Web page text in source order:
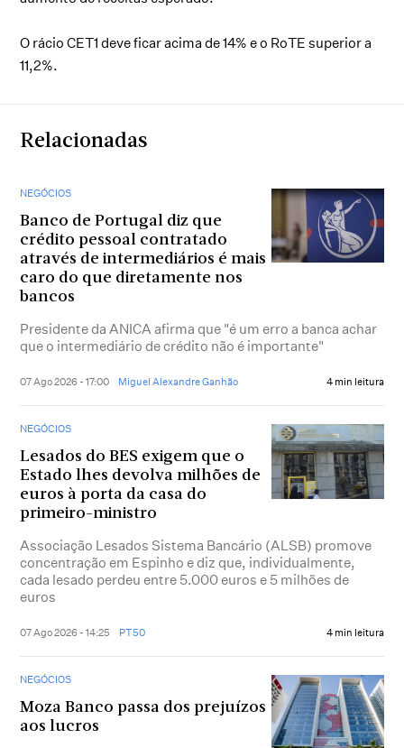
O rácio CET1 deve ficar acima de 14% e o RoTE superior a
11,2%.
Relacionadas
NEGÓCIOS
Banco de Portugal diz que
crédito pessoal contratado
através de intermediários é mais
caro do que diretamente nos
bancos
Presidente da ANICA afirma que "é um erro a banca achar
que o intermediário de crédito não é importante"
07 Ago 2026 - 17:00 Miguel Alexandre Ganhão 4 min leitura
NEGÓCIOS
Lesados do BES exigem que o
Estado lhes devolva milhões de
euros à porta da casa do
primeiro-ministro
Associação Lesados Sistema Bancário (ALSB) promove
concentração em Espinho e diz que, individualmente,
cada lesado perdeu entre 5.000 euros e 5 milhões de
euros
07 Ago 2026 - 14:25 PT50 4 min leitura
NEGÓCIOS
Moza Banco passa dos prejuízos
aos lucros